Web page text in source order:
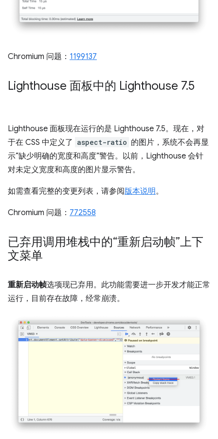
Chromium 问题： 1199137
Lighthouse 面板中的 Lighthouse 7.5
Lighthouse 面板现在运行的是 Lighthouse 7.5。现在，对
于在 CSS 中定义了 aspect-ratio 的图片，系统不会再显
示“缺少明确的宽度和高度”警告。以前，Lighthouse 会针
对未定义宽度和高度的图片显示警告。
如需查看完整的变更列表，请参阅版本说明。
Chromium 问题： 772558
已弃用调用堆栈中的“重新启动帧”上下
文菜单
重新启动帧选项现已弃用。此功能需要进一步开发才能正常
运行，目前存在故障，经常崩溃。